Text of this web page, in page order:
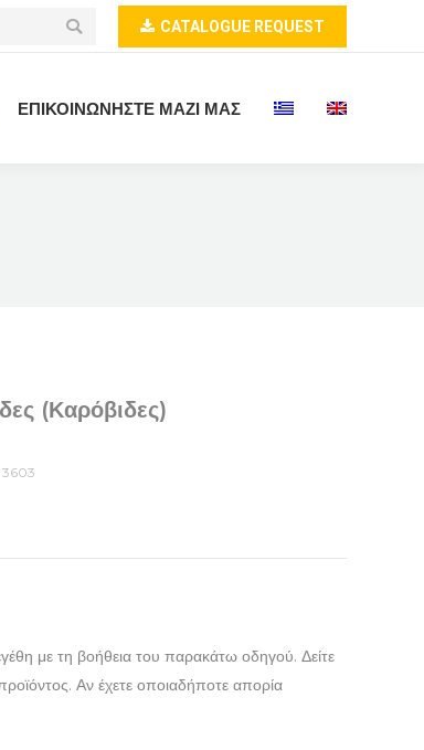
CATALOGUE REQUEST
ΕΠΙΚΟΙΝΩΝΗΣΤΕ ΜΑΖΙ ΜΑΣ
(Καρόβιδες)
3603
με τη βοήθεια του παρακάτω οδηγού. Δείτε
Αν έχετε οποιαδήποτε απορία